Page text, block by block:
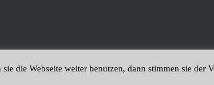
die Webseite weiter benutzen, dann stimmen sie der